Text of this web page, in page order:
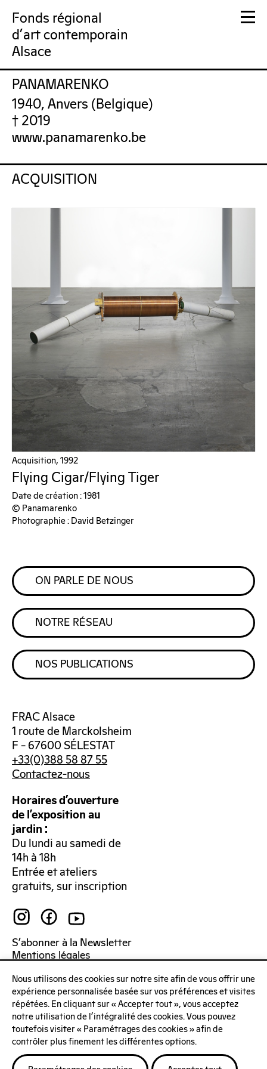
Fonds régional
d'art contemporain
Alsace
FRAC Alsace
PANAMARENKO
1940, Anvers (Belgique)
† 2019
www.panamarenko.be
ACQUISITION
Acquisition, 1992
Flying Cigar/Flying Tiger
Date de création : 1981
© Panamarenko
Photographie : David Betzinger
ON PARLE DE NOUS
NOTRE RÉSEAU
NOS PUBLICATIONS
FRAC Alsace
1 route de Marckolsheim
F – 67600 SÉLESTAT
+33(0)388 58 87 55
Contactez-nous
Horaires d’ouverture
de l’exposition au
jardin :
Du lundi au samedi de
14h à 18h
Entrée et ateliers
gratuits, sur inscription
S’abonner à la Newsletter
Mentions légales
Nous utilisons des cookies sur notre site afin de vous offrir une
expérience personnalisée basée sur vos préférences et visites
répétées. En cliquant sur « Accepter tout », vous acceptez
notre utilisation de l'intégralité des cookies. Vous pouvez
toutefois visiter « Paramétrages des cookies » afin de
contrôler plus finement les différentes options.